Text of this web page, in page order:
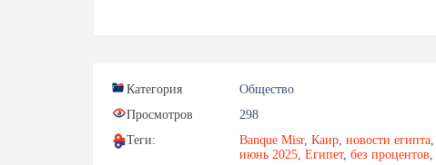
Категория
Общество
Просмотров
298
Теги:
Banque Misr, Каир новости египта
июнь 2025 Египет, без процентов